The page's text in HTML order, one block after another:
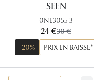
SEEN
0NE3055 3
maintenant:
24 €ancien prix:
30 €
-20%
PRIX EN BAISSE*